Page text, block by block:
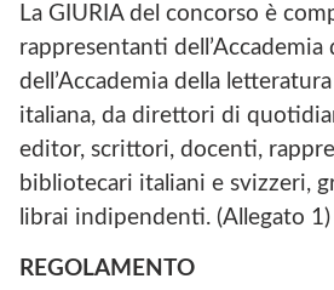
La GIURIA del concorso è
rappresentanti dell’Accademia
dell’Accademia della
italiana, da direttori di
editor, scrittori, docenti,
bibliotecari italiani e svizzeri,
librai indipendenti. (Allegato 1)
REGOLAMENTO